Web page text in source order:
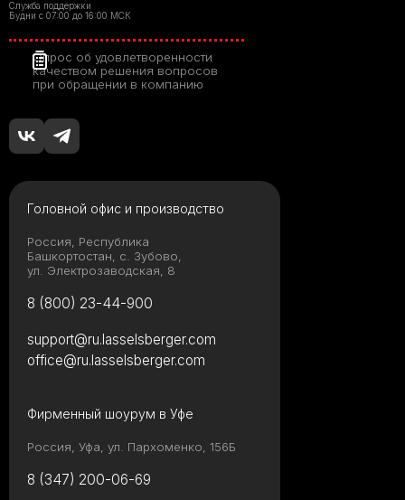
Служба поддержки
Будни с 07:00 до 16:00 МСК
Опрос об удовлетворенности
качеством решения вопросов
при обращении в компанию
Головной офис и производство
Россия, Республика
Башкортостан, с. Зубово,
ул. Электрозаводская, 8
8 (800) 23-44-900
Фирменный шоурум в Уфе
Россия, Уфа, ул. Пархоменко, 156Б
8 (347) 200-06-69
support@ru.lasselsberger.com
office@ru.lasselsberger.com